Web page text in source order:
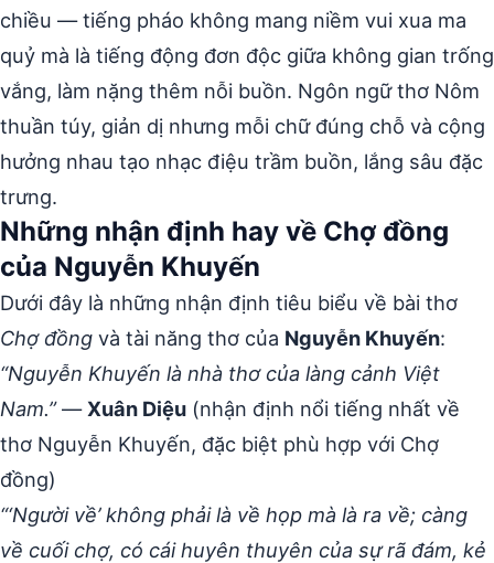
chiều — tiếng pháo không mang niềm vui xua ma
quỷ mà là tiếng động đơn độc giữa không gian trống
vắng, làm nặng thêm nỗi buồn. Ngôn ngữ thơ Nôm
thuần túy, giản dị nhưng mỗi chữ đúng chỗ và cộng
hưởng nhau tạo nhạc điệu trầm buồn, lắng sâu đặc
trưng.
Những nhận định hay về Chợ đồng
của Nguyễn Khuyến
Dưới đây là những nhận định tiêu biểu về bài thơ
Chợ đồng và tài năng thơ của Nguyễn Khuyến:
“Nguyễn Khuyến là nhà thơ của làng cảnh Việt
Nam.”— Xuân Diệu (nhận định nổi tiếng nhất về
thơ Nguyễn Khuyến, đặc biệt phù hợp với Chợ
đồng)
“‘Người về’ không phải là về họp mà là ra về; càng
về cuối chợ, có cái huyên thuyên của sự rã đám, kẻ